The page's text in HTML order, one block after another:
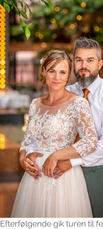
Efterfølgende gik turen til